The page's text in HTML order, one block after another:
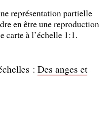
représentation partielle
en être une reproduction
carte à l’échelle 1:1.
: Des anges et